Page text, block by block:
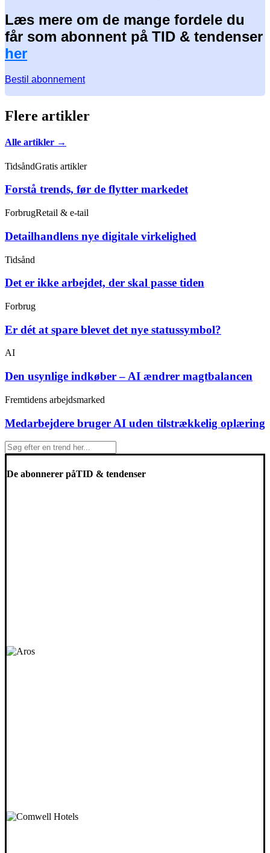
Læs mere om de mange fordele du
får som abonnent på TID & tendenser
her
Bestil abonnement
Flere artikler
Alle artikler →
TidsåndGratis artikler
Forstå trends, før de flytter markedet
ForbrugRetail & e-tail
Detailhandlens nye digitale virkelighed
Tidsånd
Det er ikke arbejdet, der skal passe tiden
Forbrug
Er dét at spare blevet det nye statussymbol?
AI
Den usynlige indkøber – AI ændrer magtbalancen
Fremtidens arbejdsmarked
Medarbejdere bruger AI uden tilstrækkelig oplæring
De abonnerer påTID & tendenser